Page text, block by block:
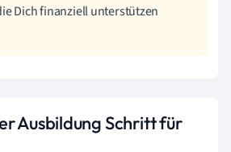
Dich finanziell unterstützen
Ausbildung Schritt für